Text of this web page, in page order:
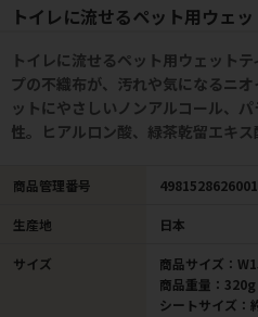
トイレに流せるペット用ウェ
トイレに流せるペット用ウェット
プの不織布が、汚れや気になるニ
ットにやさしいノンアルコール、
性。ヒアルロン酸、緑茶乾留エキス
商品管理番号 4981528626001
生産地 日本
サイズ
商品サイズ：
商品重量：320g
シートサイズ